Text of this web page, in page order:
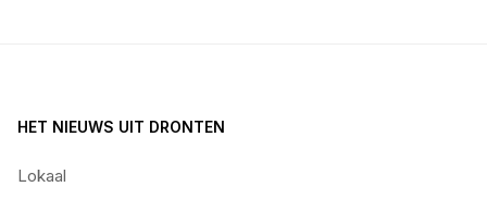
HET NIEUWS UIT DRONTEN
Lokaal